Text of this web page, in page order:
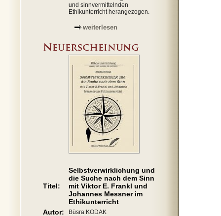
und sinnvermittelnden
Ethikunterricht herangezogen.
weiterlesen
Titel:
Selbstverwirklichung und
die Suche nach dem Sinn
mit Viktor E. Frankl und
Johannes Messner im
Ethikunterricht
Autor:
Büsra KODAK